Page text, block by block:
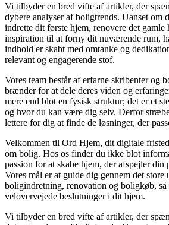
Vi tilbyder en bred vifte af artikler, der
dybere analyser af boligtrends. Uanset om
indrette dit første hjem, renovere det
inspiration til at forny dit nuværende rum,
indhold er skabt med omtanke og
relevant og engagerende stof.
Vores team består af erfarne skribenter og
brænder for at dele deres viden og
mere end blot en fysisk struktur; det er et
og hvor du kan være dig selv. Derfor
lettere for dig at finde de løsninger, der
Velkommen til Ord Hjem, dit digitale
om bolig. Hos os finder du ikke blot
passion for at skabe hjem, der afspejler din
Vores mål er at guide dig gennem det store
boligindretning, renovation og boligkøb,
velovervejede beslutninger i dit hjem.
Vi tilbyder en bred vifte af artikler, der